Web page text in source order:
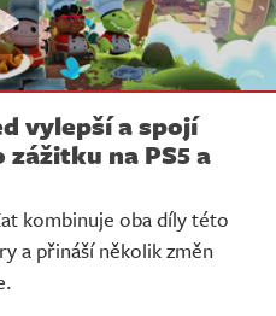
vylepší a spojí
na PS5 a
kombinuje oba díly této
a přináší několik změn